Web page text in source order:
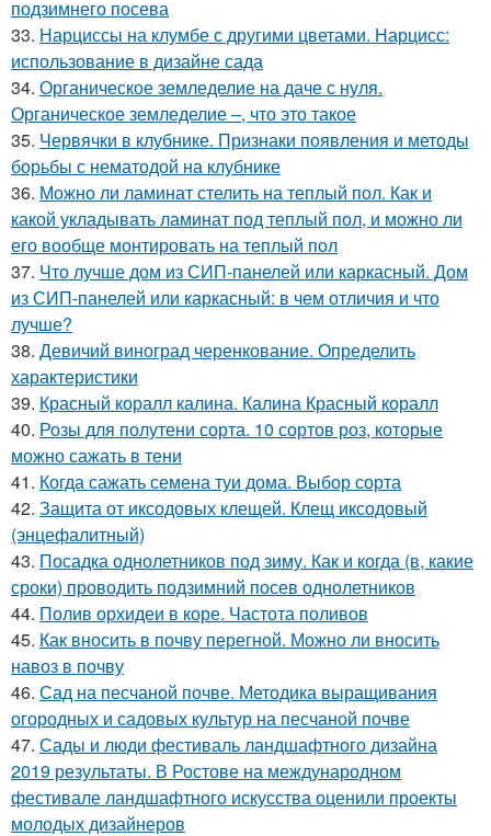
подзимнего посева
33. Нарциссы на клумбе с другими цветами. Нарцисс:
использование в дизайне сада
34. Органическое земледелие на даче с нуля.
Органическое земледелие –, что это такое
35. Червячки в клубнике. Признаки появления и методы
борьбы с нематодой на клубнике
36. Можно ли ламинат стелить на теплый пол. Как и
какой укладывать ламинат под теплый пол, и можно ли
его вообще монтировать на теплый пол
37. Что лучше дом из СИП-панелей или каркасный. Дом
из СИП-панелей или каркасный: в чем отличия и что
лучше?
38. Девичий виноград черенкование. Определить
характеристики
39. Красный коралл калина. Калина Красный коралл
40. Розы для полутени сорта. 10 сортов роз, которые
можно сажать в тени
41. Когда сажать семена туи дома. Выбор сорта
42. Защита от иксодовых клещей. Клещ иксодовый
(энцефалитный)
43. Посадка однолетников под зиму. Как и когда (в, какие
сроки) проводить подзимний посев однолетников
44. Полив орхидеи в коре. Частота поливов
45. Как вносить в почву перегной. Можно ли вносить
навоз в почву
46. Сад на песчаной почве. Методика выращивания
огородных и садовых культур на песчаной почве
47. Сады и люди фестиваль ландшафтного дизайна
2019 результаты. В Ростове на международном
фестивале ландшафтного искусства оценили проекты
молодых дизайнеров